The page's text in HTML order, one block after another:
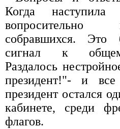
Когда наступила
собравшихся.
сигнал к
Раздалось
президент!"- и
президент остался
кабинете, среди
флагов.